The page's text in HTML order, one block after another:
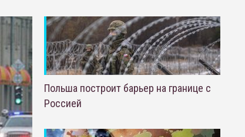
Польша построит барьер на границе с
Россией